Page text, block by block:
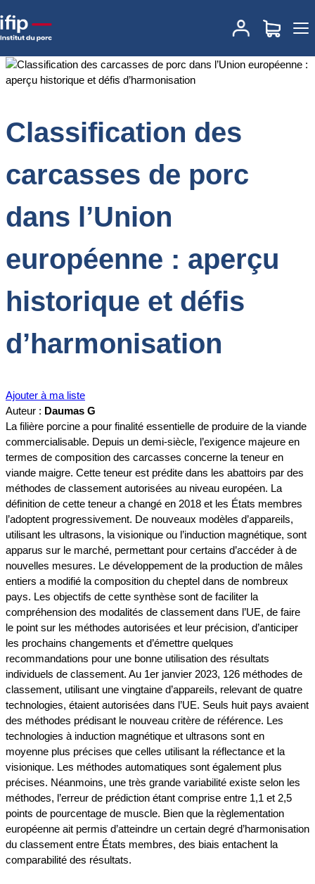
Accueil
Classification des carcasses de porc
dans l’Union européenne : aperçu historique et défis
Classification des
carcasses de porc
dans l’Union
européenne : aperçu
historique et défis
d’harmonisation
Ajouter à ma liste
Auteur : Daumas G
La filière porcine a pour finalité essentielle de produire de la viande
commercialisable. Depuis un demi-siècle, l’exigence majeure en
termes de composition des carcasses concerne la teneur en
viande maigre. Cette teneur est prédite dans les abattoirs par des
méthodes de classement autorisées au niveau européen. La
définition de cette teneur a changé en 2018 et les États membres
l’adoptent progressivement. De nouveaux modèles d’appareils,
utilisant les ultrasons, la visionique ou l’induction magnétique, sont
apparus sur le marché, permettant pour certains d’accéder à de
nouvelles mesures. Le développement de la production de mâles
entiers a modifié la composition du cheptel dans de nombreux
pays. Les objectifs de cette synthèse sont de faciliter la
compréhension des modalités de classement dans l’UE, de faire
le point sur les méthodes autorisées et leur précision, d’anticiper
les prochains changements et d’émettre quelques
recommandations pour une bonne utilisation des résultats
individuels de classement. Au 1er janvier 2023, 126 méthodes de
classement, utilisant une vingtaine d’appareils, relevant de quatre
technologies, étaient autorisées dans l’UE. Seuls huit pays avaient
des méthodes prédisant le nouveau critère de référence. Les
technologies à induction magnétique et ultrasons sont en
moyenne plus précises que celles utilisant la réflectance et la
visionique. Les méthodes automatiques sont également plus
précises. Néanmoins, une très grande variabilité existe selon les
méthodes, l’erreur de prédiction étant comprise entre 1,1 et 2,5
points de pourcentage de muscle. Bien que la règlementation
européenne ait permis d’atteindre un certain degré d’harmonisation
du classement entre États membres, des biais entachent la
comparabilité des résultats.